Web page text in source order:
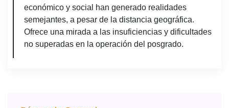
económico y social han generado realidades
semejantes, a pesar de la distancia geográfica.
Ofrece una mirada a las insuficiencias y dificultades
no superadas en la operación del posgrado.